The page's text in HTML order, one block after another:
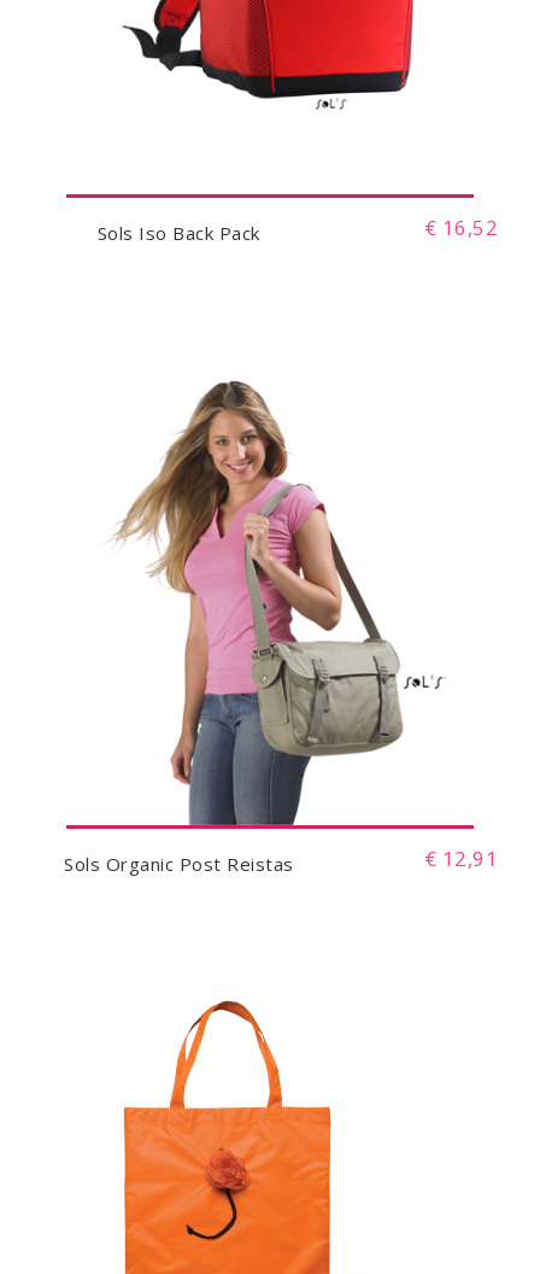
Sols Iso Back Pack € 16,52
Sols Organic Post Reistas € 12,91